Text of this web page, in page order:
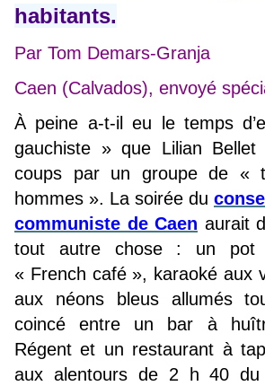
habitants.
Par Tom Demars-Granja
Caen (Calvados), envoyé
À peine a-t-il eu le temps
gauchiste » que Lilian
coups par un groupe de «
hommes ». La soirée du
communiste de Caen aurait
tout autre chose : un pot
« French café », karaoké aux
aux néons bleus allumés
coincé entre un bar à
Régent et un restaurant à
aux alentours de 2 h 40 du